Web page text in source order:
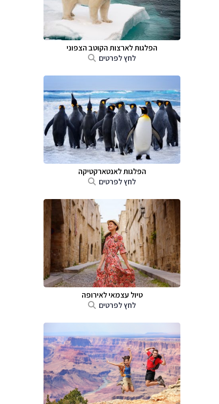
הפלגות לארצות הקוטב הצפוני
לחץ לפרטים
הפלגות לאנטארקטיקה
לחץ לפרטים
טיול עצמאי לאירופה
לחץ לפרטים